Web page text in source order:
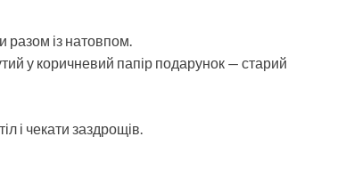
разом із натовпом.
у коричневий папір подарунок — старий
і чекати заздрощів.